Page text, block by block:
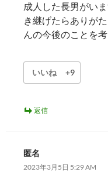
成人した長男がい
き継げたらありが
んの今後のことを
いいね +9
返信
匿名
2023年3月5日 5:29 AM